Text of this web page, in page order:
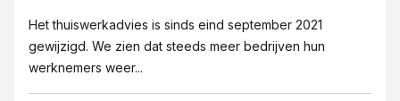
Het thuiswerkadvies is sinds eind september 2021
gewijzigd. We zien dat steeds meer bedrijven hun
werknemers weer...